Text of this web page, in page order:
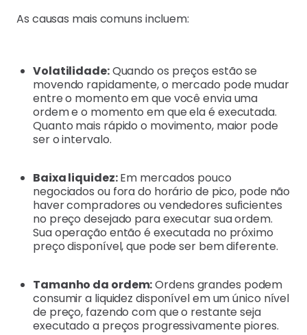
As causas mais comuns incluem:
Volatilidade:Quando os preços estão se
movendo rapidamente, o mercado pode mudar
entre o momento em que você envia uma
ordem e o momento em que ela é executada.
Quanto mais rápido o movimento, maior pode
ser o intervalo.
Baixa liquidez:Em mercados pouco
negociados ou fora do horário de pico, pode não
haver compradores ou vendedores suficientes
no preço desejado para executar sua ordem.
Sua operação então é executada no próximo
preço disponível, que pode ser bem diferente.
Tamanho da ordem:Ordens grandes podem
consumir a liquidez disponível em um único nível
de preço, fazendo com que o restante seja
executado a preços progressivamente piores.